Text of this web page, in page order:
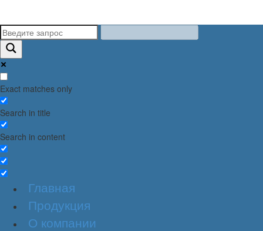
Exact matches only
Search in title
Search in content
Главная
Продукция
О компании